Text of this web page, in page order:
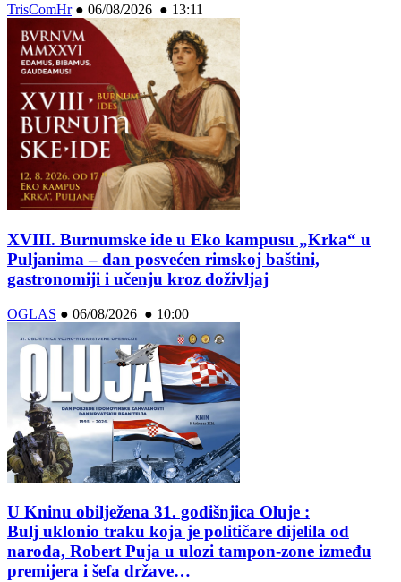
TrisComHr● 06/08/2026 ● 13:11
XVIII. Burnumske ide u Eko kampusu „Krka“ u
Puljanima – dan posvećen rimskoj baštini,
gastronomiji i učenju kroz doživljaj
OGLAS ● 06/08/2026 ● 10:00
U Kninu obilježena 31. godišnjica Oluje :
Bulj uklonio traku koja je političare dijelila od
naroda, Robert Puja u ulozi tampon-zone između
premijera i šefa države…